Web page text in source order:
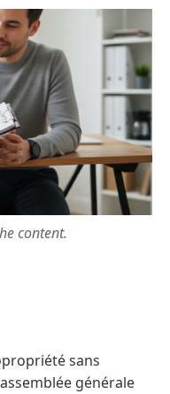
content.
sans
générale